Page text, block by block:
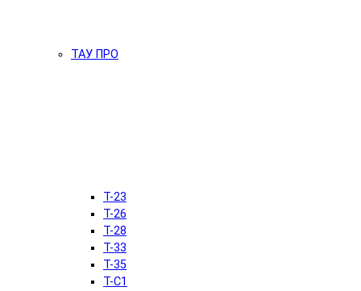
ТАУ ПРО
T-23
T-26
T-28
T-33
T-35
T-C1